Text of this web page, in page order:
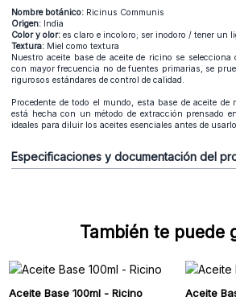
Nombre botánico: Ricinus Communis
Origen: India
Color y olor: es claro e incoloro; ser inodoro / tener un
Textura: Miel como textura
Nuestro aceite base de aceite de ricino se selecciona
con mayor frecuencia no de fuentes primarias, se
rigurosos estándares de control de calidad.
Procedente de todo el mundo, esta base de aceite
está hecha con un método de extracción prensado
ideales para diluir los aceites esenciales antes de
Especificaciones y documentación del
También te puede
Aceite Base 100ml - Ricino Aceite